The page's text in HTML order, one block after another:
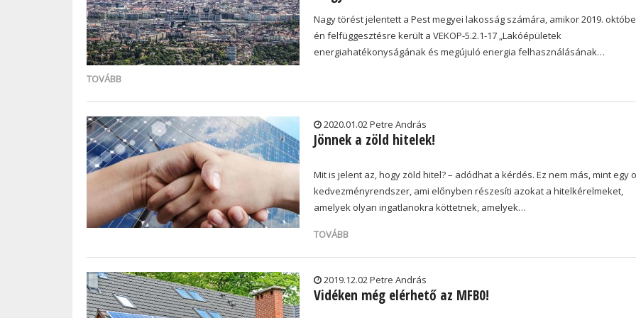
Nagy törést jelentett a Pest megyei lakosság számára, amikor 2019.
én felfüggesztésre került a VEKOP-5.2.1-17 „Lakóépületek
energiahatékonyságának és megújuló energia felhasználásának…
TOVÁBB
2020.01.02 Petre András
Jönnek a zöld hitelek!
Mit is jelent az, hogy zöld hitel? – adódhat a kérdés. Ez nem más, mint egy
kedvezményrendszer, ami előnyben részesíti azokat a hitelkérelmeket,
amelyek olyan ingatlanokra köttetnek, amelyek…
TOVÁBB
2019.12.02 Petre András
Vidéken még elérhető az MFB0!